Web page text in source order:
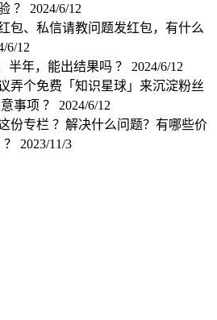
？ 2024/6/12
包、私信请教问题发红包，有什么
6/12
半年，能出结果吗 ？ 2024/6/12
弄个免费「知识星球」来沉淀粉丝
事项 ？ 2024/6/12
份专栏 ？解决什么问题？有哪些价
2023/11/3